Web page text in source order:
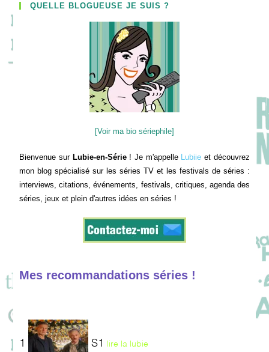
QUELLE BLOGUEUSE JE SUIS ?
[Voir ma bio sériephile]
Bienvenue sur Lubie-en-Série! Je m'appelle Lubiie et découvrez
mon blog spécialisé sur les séries TV et les festivals de séries :
interviews, citations, événements, festivals, critiques, agenda des
séries, jeux et plein d'autres idées en séries !
Mes recommandations séries !
1 S1 lire la lubie